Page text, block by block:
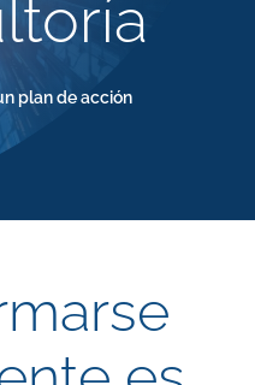
plan de acción